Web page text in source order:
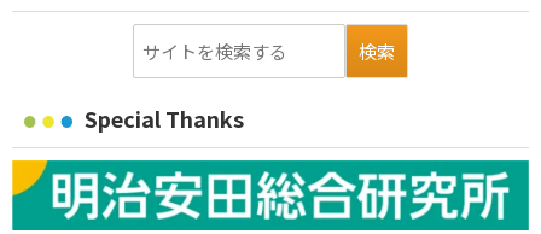
Special Thanks